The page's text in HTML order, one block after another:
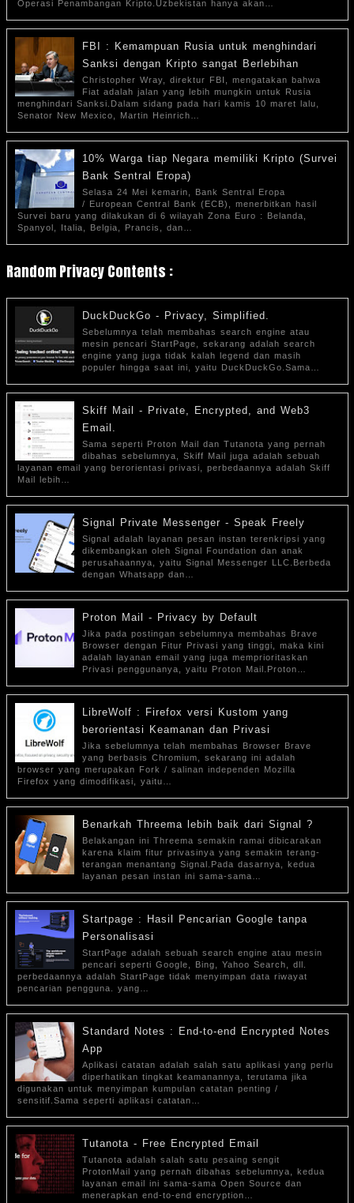
Operasi Penambangan Kripto.Uzbekistan hanya akan…
FBI : Kemampuan Rusia untuk menghindari
Sanksi dengan Kripto sangat Berlebihan
Christopher Wray, direktur FBI, mengatakan bahwa
Fiat adalah jalan yang lebih mungkin untuk Rusia
menghindari Sanksi.Dalam sidang pada hari kamis 10 maret lalu,
Senator New Mexico, Martin Heinrich…
10% Warga tiap Negara memiliki Kripto (Survei
Bank Sentral Eropa)
Selasa 24 Mei kemarin, Bank Sentral Eropa
/ European Central Bank (ECB), menerbitkan hasil
Survei baru yang dilakukan di 6 wilayah Zona Euro : Belanda,
Spanyol, Italia, Belgia, Prancis, dan…
Random Privacy Contents :
DuckDuckGo - Privacy, Simplified.
Sebelumnya telah membahas search engine atau
mesin pencari StartPage, sekarang adalah search
engine yang juga tidak kalah legend dan masih
populer hingga saat ini, yaitu DuckDuckGo.Sama…
Skiff Mail - Private, Encrypted, and Web3
Email.
Sama seperti Proton Mail dan Tutanota yang pernah
dibahas sebelumnya, Skiff Mail juga adalah sebuah
layanan email yang berorientasi privasi, perbedaannya adalah Skiff
Mail lebih…
Signal Private Messenger - Speak Freely
Signal adalah layanan pesan instan terenkripsi yang
dikembangkan oleh Signal Foundation dan anak
perusahaannya, yaitu Signal Messenger LLC.Berbeda
dengan Whatsapp dan…
Proton Mail - Privacy by Default
Jika pada postingan sebelumnya membahas Brave
Browser dengan Fitur Privasi yang tinggi, maka kini
adalah layanan email yang juga memprioritaskan
Privasi penggunanya, yaitu Proton Mail.Proton…
LibreWolf : Firefox versi Kustom yang
berorientasi Keamanan dan Privasi
Jika sebelumnya telah membahas Browser Brave
yang berbasis Chromium, sekarang ini adalah
browser yang merupakan Fork / salinan independen Mozilla
Firefox yang dimodifikasi, yaitu…
Benarkah Threema lebih baik dari Signal ?
Belakangan ini Threema semakin ramai dibicarakan
karena klaim fitur privasinya yang semakin terang-
terangan menantang Signal.Pada dasarnya, kedua
layanan pesan instan ini sama-sama…
Startpage : Hasil Pencarian Google tanpa
Personalisasi
StartPage adalah sebuah search engine atau mesin
pencari seperti Google, Bing, Yahoo Search, dll.
perbedaannya adalah StartPage tidak menyimpan data riwayat
pencarian pengguna. yang…
Standard Notes : End-to-end Encrypted Notes
App
Aplikasi catatan adalah salah satu aplikasi yang perlu
diperhatikan tingkat keamanannya, terutama jika
digunakan untuk menyimpan kumpulan catatan penting /
sensitif.Sama seperti aplikasi catatan…
Tutanota - Free Encrypted Email
Tutanota adalah salah satu pesaing sengit
ProtonMail yang pernah dibahas sebelumnya, kedua
layanan email ini sama-sama Open Source dan
menerapkan end-to-end encryption…